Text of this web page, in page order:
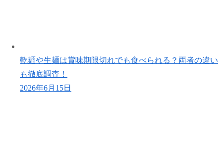
乾麺や生麺は賞味期限切れでも食べられる？両者の違い
も徹底調査！
2026年6月15日